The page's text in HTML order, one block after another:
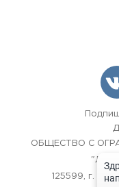
ОБЩЕСТВО С
"ЛОК
125599, г.